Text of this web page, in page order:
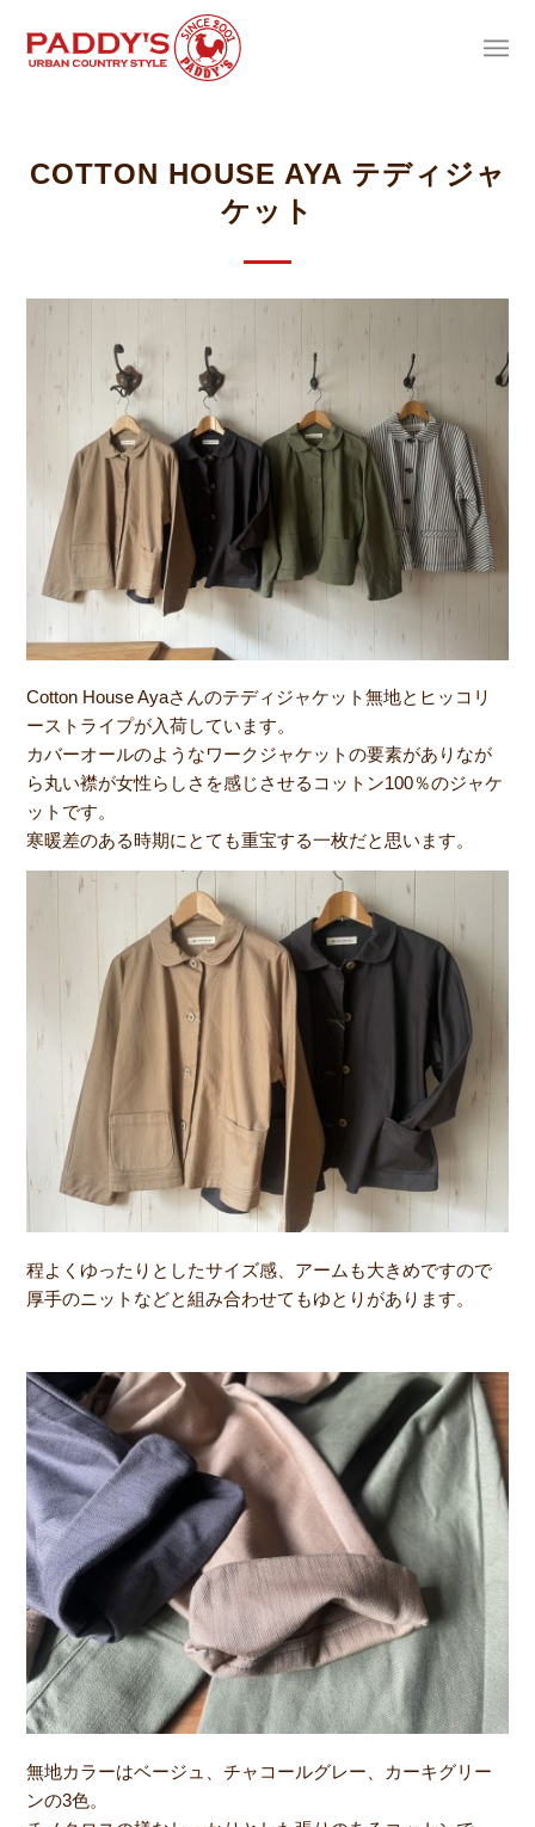
COTTON HOUSE AYA テディジャ
ケット
Cotton House Ayaさんのテディジャケット無地とヒッコリ
ーストライプが入荷しています。
カバーオールのようなワークジャケットの要素がありなが
ら丸い襟が女性らしさを感じさせるコットン100％のジャケ
ットです。
寒暖差のある時期にとても重宝する一枚だと思います。
程よくゆったりとしたサイズ感、アームも大きめですので
厚手のニットなどと組み合わせてもゆとりがあります。
無地カラーはベージュ、チャコールグレー、カーキグリー
ンの3色。